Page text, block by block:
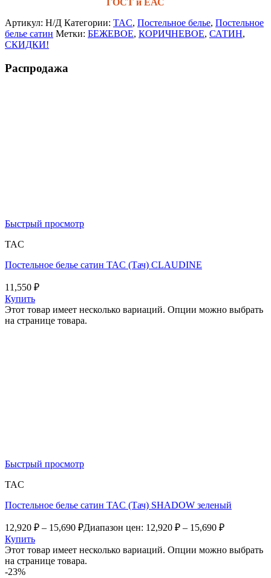
Артикул: Н/Д Категории: TAC, Постельное белье, Постельное
белье сатин Метки: БЕЖЕВОЕ, КОРИЧНЕВОЕ, САТИН,
СКИДКИ!
Распродажа
Быстрый просмотр
TAC
Постельное белье сатин TAC (Тач) CLAUDINE
11,550 ₽
Купить
Этот товар имеет несколько вариаций. Опции можно выбрать
на странице товара.
Быстрый просмотр
TAC
Постельное белье сатин TAC (Тач) SHADOW зеленый
12,920 ₽ – 15,690 ₽Диапазон цен: 12,920 ₽ – 15,690 ₽
Купить
Этот товар имеет несколько вариаций. Опции можно выбрать
на странице товара.
-23%